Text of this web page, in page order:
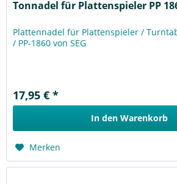
Tonnadel für Plattenspieler PP
Plattennadel für Plattenspieler /
/ PP-1860 von SEG
17,95 € *
In den Warenkorb
Merken